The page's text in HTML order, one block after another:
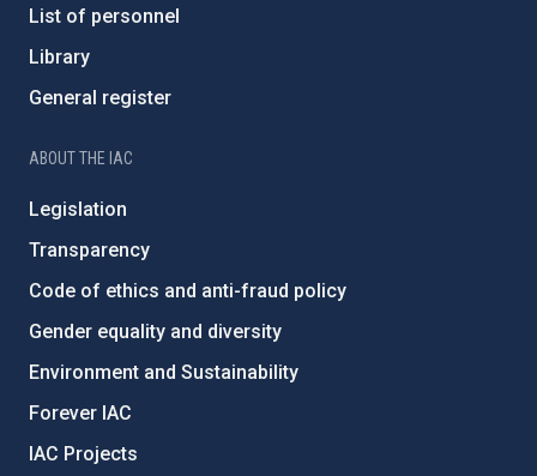
List of personnel
Library
General register
ABOUT THE IAC
Legislation
Transparency
Code of ethics and anti-fraud policy
Gender equality and diversity
Environment and Sustainability
Forever IAC
IAC Projects